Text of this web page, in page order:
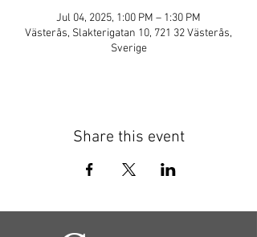
Jul 04, 2025, 1:00 PM – 1:30 PM
Västerås, Slakterigatan 10, 721 32 Västerås,
Sverige
Share this event